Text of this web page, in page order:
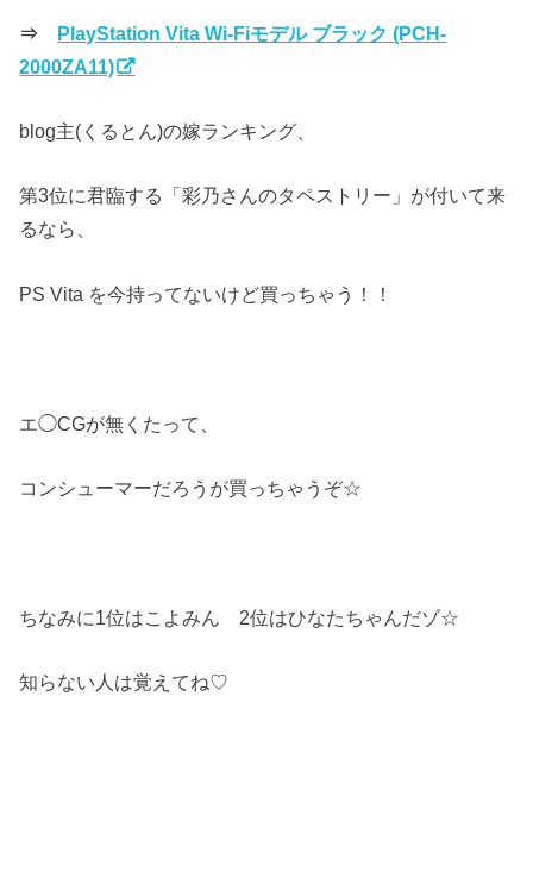
⇒ PlayStation Vita Wi-Fiモデル ブラック (PCH-
2000ZA11)
blog主(くるとん)の嫁ランキング、
第3位に君臨する「彩乃さんのタペストリー」が付いて来
るなら、
PS Vita を今持ってないけど買っちゃう！！
エ◯CGが無くたって、
コンシューマーだろうが買っちゃうぞ☆
ちなみに1位はこよみん 2位はひなたちゃんだゾ☆
知らない人は覚えてね♡